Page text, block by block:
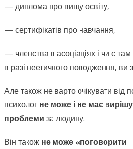
— диплома про вищу освіту,
— сертифікатів про навчання,
— членства в асоціаціях і чи є там
в разі неетичного поводження, ви
Але також не варто очікувати від
психолог не може і не має
проблеми за людину.
Він такожне може «поговорити